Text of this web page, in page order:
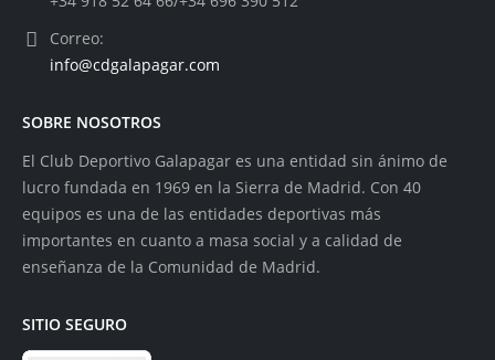
Correo:
info@cdgalapagar.com
SOBRE NOSOTROS
El Club Deportivo Galapagar es una entidad sin ánimo de
lucro fundada en 1969 en la Sierra de Madrid. Con 40
equipos es una de las entidades deportivas más
importantes en cuanto a masa social y a calidad de
enseñanza de la Comunidad de Madrid.
SITIO SEGURO